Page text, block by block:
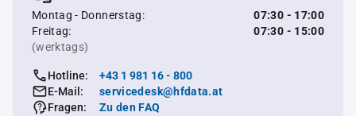
Montag - Donnerstag:
07:30 - 17:00
Freitag:
07:30 - 15:00
(werktags)
Hotline:
+43 1 981 16 - 800
E-Mail:
servicedesk@hfdata.at
Fragen:
Zu den FAQ